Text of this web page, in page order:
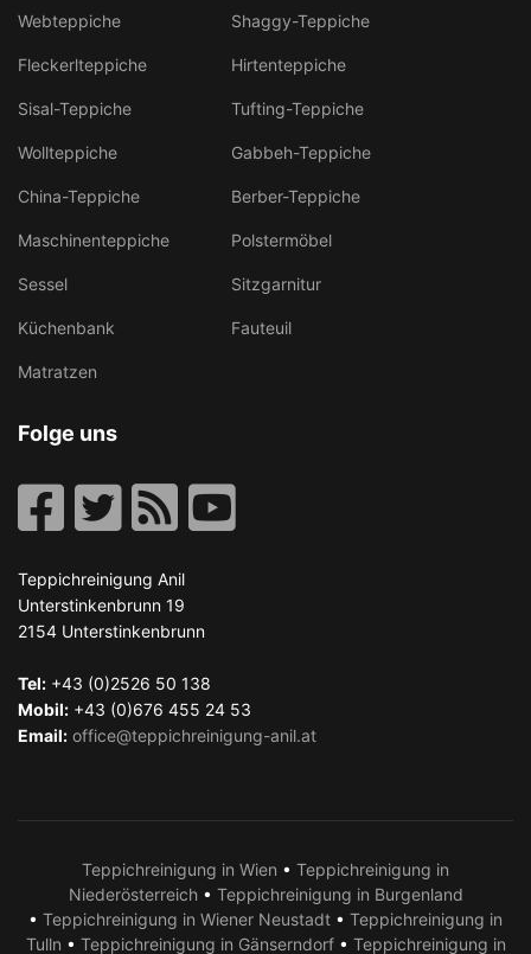
Webteppiche Shaggy-Teppiche
Fleckerlteppiche Hirtenteppiche
Sisal-Teppiche Tufting-Teppiche
Wollteppiche Gabbeh-Teppiche
China-Teppiche Berber-Teppiche
Maschinenteppiche Polstermöbel
Sessel Sitzgarnitur
Küchenbank Fauteuil
Matratzen
Folge uns
Teppichreinigung Anil
Unterstinkenbrunn 19
2154 Unterstinkenbrunn
Tel: +43 (0)2526 50 138
Mobil: +43 (0)676 455 24 53
Email: office@teppichreinigung-anil.at
Teppichreinigung in Wien • Teppichreinigung in
Niederösterreich• Teppichreinigung in Burgenland
• Teppichreinigung in Wiener Neustadt • Teppichreinigung in
Tulln • Teppichreinigung in Gänserndorf• Teppichreinigung in